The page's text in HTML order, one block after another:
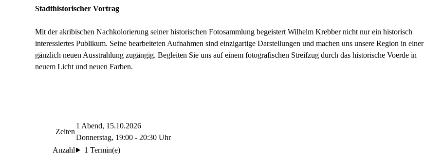
Stadthistorischer Vortrag
Mit der akribischen Nachkolorierung seiner historischen Fotosammlung begeistert Wilhelm Krebber nicht nur ein historisch
interessiertes Publikum. Seine bearbeiteten Aufnahmen sind einzigartige Darstellungen und machen uns unsere Region in einer
gänzlich neuen Ausstrahlung zugängig. Begleiten Sie uns auf einem fotografischen Streifzug durch das historische Voerde in
neuem Licht und neuen Farben.
Zeiten
1 Abend, 15.10.2026
Donnerstag, 19:00 - 20:30 Uhr
Anzahl
1 Termin(e)